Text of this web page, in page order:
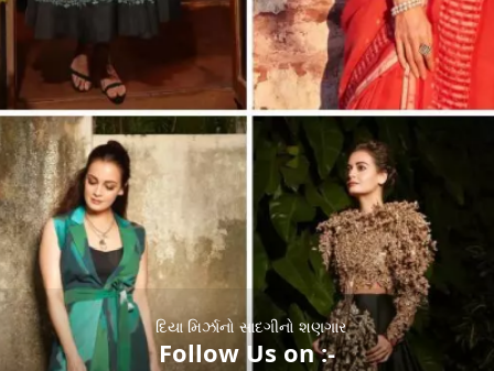
દિયા મિર્ઝાનો સાદગીનો શણગાર
Follow Us on :-